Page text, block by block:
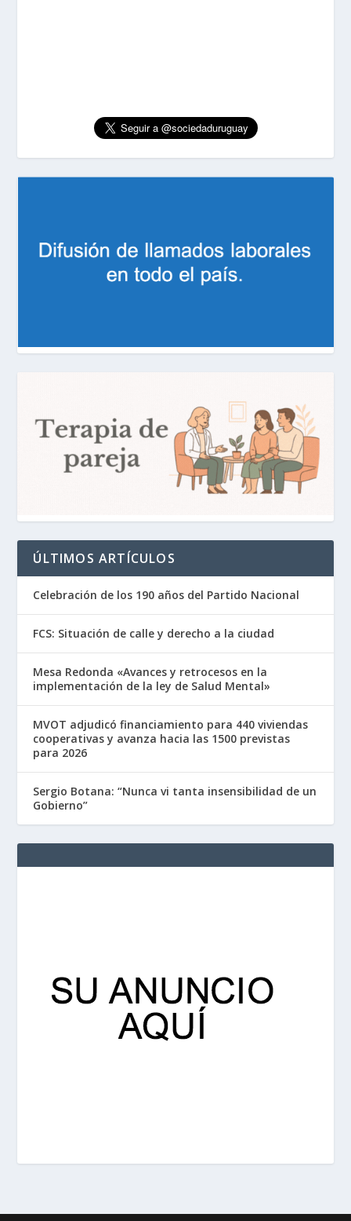
ÚLTIMOS ARTÍCULOS
Celebración de los 190 años del Partido Nacional
FCS: Situación de calle y derecho a la ciudad
Mesa Redonda «Avances y retrocesos en la
implementación de la ley de Salud Mental»
MVOT adjudicó financiamiento para 440 viviendas
cooperativas y avanza hacia las 1500 previstas
para 2026
Sergio Botana: “Nunca vi tanta insensibilidad de un
Gobierno”